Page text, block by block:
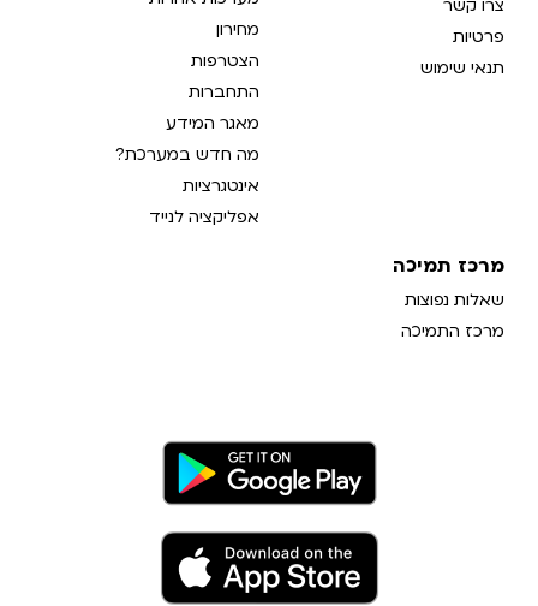
צרו קשר
פרטיות
תנאי שימוש
מחירון
הצטרפות
התחברות
מאגר המידע
מה חדש במערכת?
אינטגרציות
אפליקציה לנייד
מרכז תמיכה
שאלות נפוצות
מרכז התמיכה